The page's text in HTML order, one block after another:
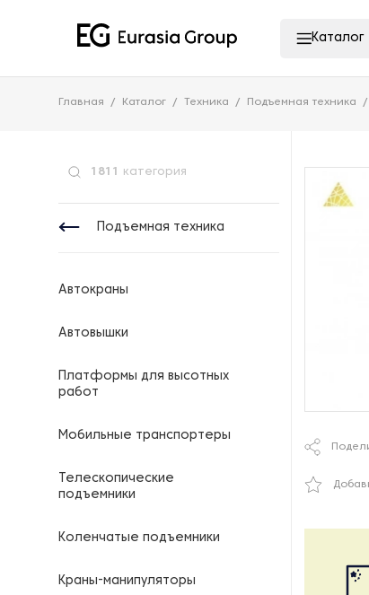
Каталог
Главная Каталог Техника Подъемная техника
1811 категория
Подъемная техника
Автокраны
Автовышки
Платформы для высотных
работ
Мобильные транспортеры
Телескопические
подъемники
Коленчатые подъемники
Краны-манипуляторы